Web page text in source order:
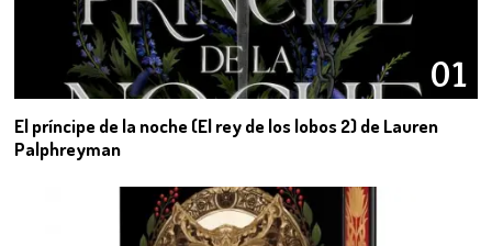
01
El príncipe de la noche (El rey de los lobos 2) de Lauren
Palphreyman